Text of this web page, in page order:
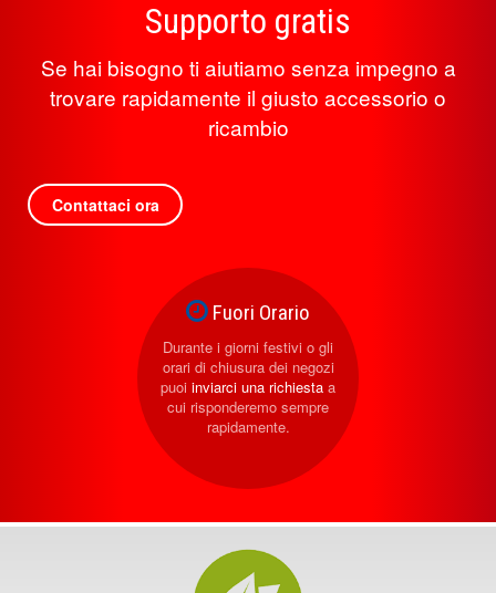
Supporto gratis
Se hai bisogno ti aiutiamo senza impegno a
trovare rapidamente il giusto accessorio o
ricambio
Contattaci ora
Fuori Orario
Durante i giorni festivi o gli
orari di chiusura dei negozi
puoi inviarci una richiesta a
cui risponderemo sempre
rapidamente.